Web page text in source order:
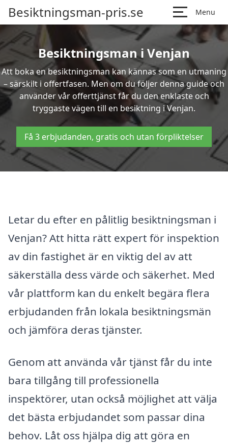
Besiktningsman-pris.se Menu
Besiktningsman i Venjan
Att boka en besiktningsman kan kännas som en utmaning
– särskilt i offertfasen. Men om du följer denna guide och
använder vår offerttjänst får du den enklaste och
tryggaste vägen till en besiktning i Venjan.
Få 3 erbjudanden, gratis och utan förpliktelser
Letar du efter en pålitlig besiktningsman i
Venjan? Att hitta rätt expert för inspektion
av din fastighet är en viktig del av att
säkerställa dess värde och säkerhet. Med
vår plattform kan du enkelt begära flera
erbjudanden från lokala besiktningsmän
och jämföra deras tjänster.
Genom att använda vår tjänst får du inte
bara tillgång till professionella
inspektörer, utan också möjlighet att välja
det bästa erbjudandet som passar dina
behov. Låt oss hjälpa dig att göra en